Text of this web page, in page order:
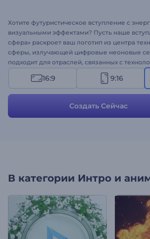
Хотите футуристическое вступление с
визуальными эффектами? Пусть наше
сфера» раскроет ваш логотип из центра
сферы, излучающей цифровые неоновые
подходит для отраслей, связанных с
фантастикой, квантовой механикой,
другими. Благодаря энергетическому
добавьте слоган и выберите саундтрек,
атмосфере. Попробуйте прямо сейчас!
16:9 9:16
Создать Сейчас
В категории Интро и